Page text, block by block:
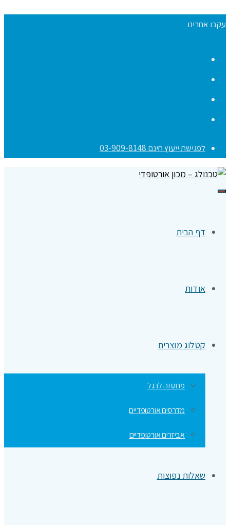
עקבו אחרינו
לפגישת ייעוץ חינם 03-909-8148
תפריט
דף הבית
אודות
קטלוג מוצרים
פרוטזה לרגל
מדרסים אורטופדיים
אביזרים אורטופדיים
שאלות נפוצות